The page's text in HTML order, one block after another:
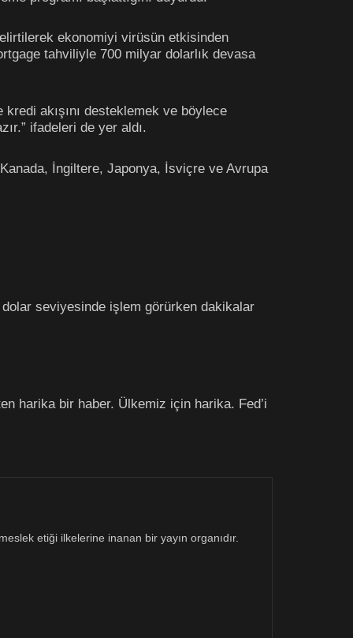
ekonomiyi virüsün etkisinden
tahviliyle 700 milyar dolarlık devasa
akışını desteklemek ve böylece
ifadeleri de yer aldı.
İngiltere, Japonya, İsviçre ve Avrupa
seviyesinde işlem görürken dakikalar
harika bir haber. Ülkemiz için harika. Fed’i
etiği ilkelerine inanan bir yayın organıdır.